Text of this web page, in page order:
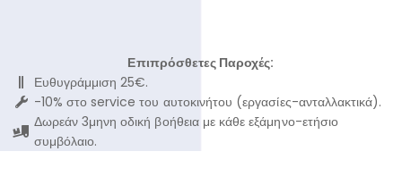
Επιπρόσθετες Παροχές:
Ευθυγράμμιση 25€.
-10% στο service του αυτοκινήτου (εργασίες-ανταλλακτικά).
Δωρεάν 3μηνη οδική βοήθεια με κάθε εξάμηνο-ετήσιο
συμβόλαιο.